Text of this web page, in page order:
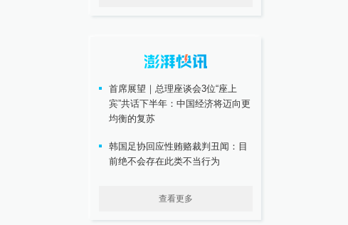
首席展望｜总理座谈会3位“座上
宾”共话下半年：中国经济将迈向更
均衡的复苏
韩国足协回应性贿赂裁判丑闻：目
前绝不会存在此类不当行为
查看更多